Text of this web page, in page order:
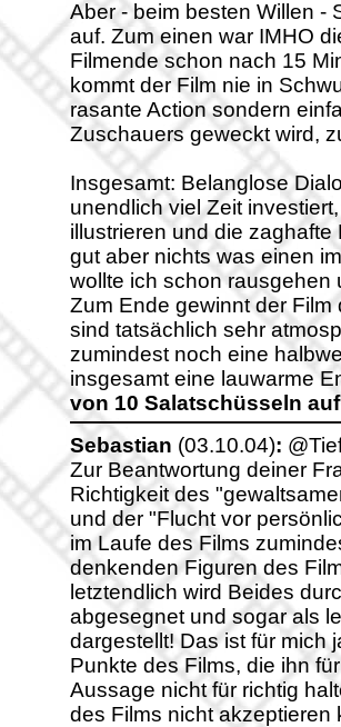
Aber - beim besten Willen -
auf. Zum einen war IMHO
Filmende schon nach 15
kommt der Film nie in
rasante Action sondern
Zuschauers geweckt wird,
Insgesamt: Belanglose
unendlich viel Zeit
illustrieren und die
gut aber nichts was einen
wollte ich schon rausgehen
Zum Ende gewinnt der
sind tatsächlich sehr
zumindest noch eine
insgesamt eine lauwarme
von 10 Salatschüsseln
Sebastian (03.10.04):
Zur Beantwortung deiner
Richtigkeit des
und der "Flucht vor
im Laufe des Films
denkenden Figuren des
letztendlich wird Beides
abgesegnet und sogar als
dargestellt! Das ist für mich
Punkte des Films, die ihn
Aussage nicht für richtig
des Films nicht akzeptieren